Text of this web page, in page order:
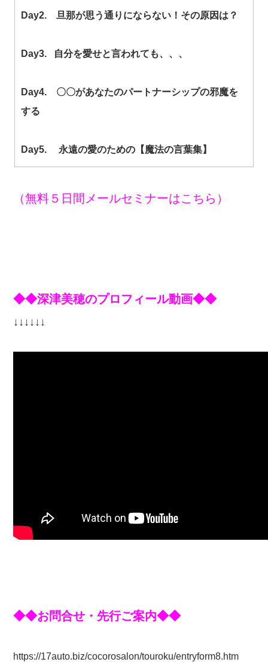
Day2. 旦那が思う通りにならない！その原因は？
Day3. 自分を愛せと言われても、、、
Day4. 〇〇があなたのパートナーシップの邪魔を
する
Day5. 永遠の愛のための【魔法の言葉集】
（無料５日間メールセミナーはこちら）
◆◆深津美穂のプロフィール動画◆◆
↓↓↓↓↓↓
◆◆お問合せ・先行ご案内◆◆
https://17auto.biz/cocorosalon/touroku/entryform8.htm